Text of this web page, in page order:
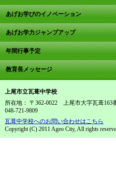
あげお学びのイノベーション
あげお学力ジャンプアップ
年間行事予定
教育長メッセージ
上尾市立瓦葺中学校
所在地： 〒362-0022 上尾市大字瓦葺
048-721-9809
瓦葺中学校へのお問い合わせはこちら
Copyright (C) 2011 Ageo City, All rights